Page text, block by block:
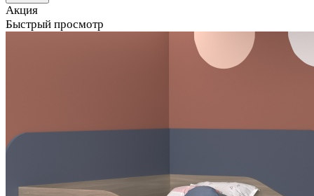
Акция
Быстрый просмотр